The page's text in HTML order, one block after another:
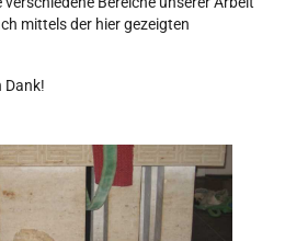
mittels der hier gezeigten
Dank!